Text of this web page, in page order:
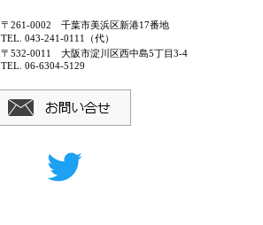
〒261-0002 千葉市美浜区新港17番地
TEL. 043-241-0111（代）
〒532-0011 大阪市淀川区西中島5丁目3-4
TEL. 06-6304-5129